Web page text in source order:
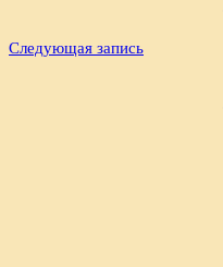
Следующая запись